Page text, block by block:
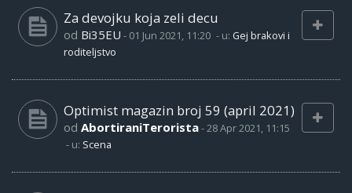
Za devojku koja zeli decu
od Bi35EU - 01 Jun 2021, 11:20 - u: Gej brakovi i
roditeljstvo
Optimist magazin broj 59 (april 2021)
od AbortiraniTerorista-28 Apr 2021, 11:15
- u: Scena